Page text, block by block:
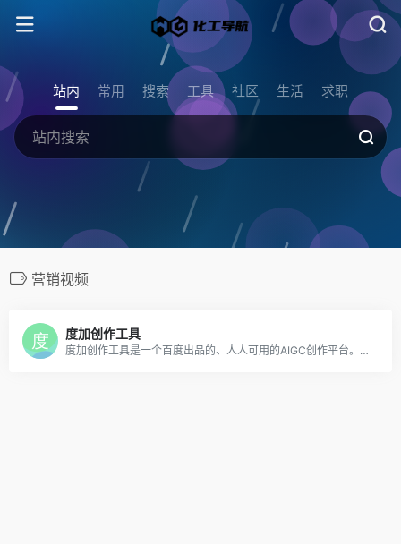
站内 常用 搜索 工具 社区 生活 求职
营销视频
度加创作工具
度加创作工具是一个百度出品的、人人可用的AIGC创作平台。度加致力于通过AI能力降低内容生成门槛，提升创作效率，一站式聚合百度AIGC能力，引领跨时代的内容生产方式。度加的主要功能包括AI成片（图文成片/文字成片）、AI数字人等。自2022年3月百家号开放内测以来，一年时间共计超过45万+百度创作者使用AIGC技术能力，创作700万篇+作品，百度累计分发量超过200亿+。